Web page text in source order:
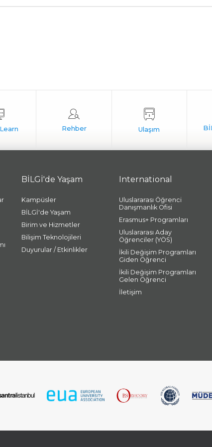
BİLGİ'de Yaşam
Kampüsler
BİLGİ'de Yaşam
Birim ve Hizmetler
Bilişim Teknolojileri
Duyurular / Etkinlikler
International
Uluslararası Öğrenci
Danışmanlık Ofisi
Erasmus+ Programları
Uluslararası Aday
Öğrenciler (YÖS)
İkili Değişim Programları
Giden Öğrenci
İkili Değişim Programları
Gelen Öğrenci
İletişim